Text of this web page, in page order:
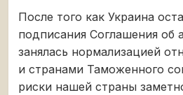
После того как Украина
подписания Соглашения об
занялась нормализацией
и странами Таможенного
риски нашей страны